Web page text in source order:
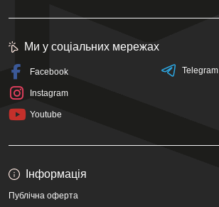
Інформація
Публічна оферта
Ми у соціальних мережах
Facebook
Instagram
Youtube
Telegram